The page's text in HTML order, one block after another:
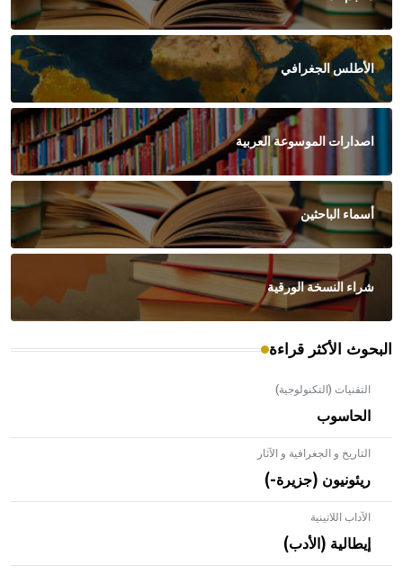
الأطلس الجغرافي
اصدارات الموسوعة العربية
أسماء الباحثين
شراء النسخة الورقية
البحوث الأكثر قراءة
التقنيات (التكنولوجية)
الحاسوب
التاريخ و الجغرافية و الآثار
ريئونيون (جزيرة-)
الآداب اللاتينية
إيطالية (الأدب)